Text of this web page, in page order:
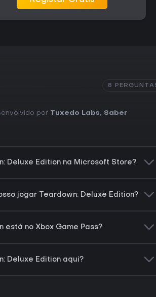
8
por Tuxedo Labs, Saber
Deluxe Edition na Microsoft Store?
jogar Teardown: Deluxe Edition?
está no Xbox Game Pass?
Deluxe Edition aqui?